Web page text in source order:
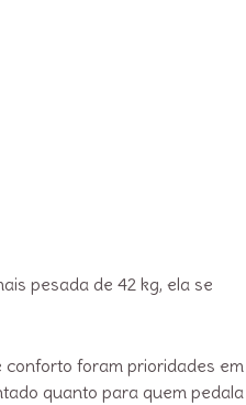
pesada de 42 kg, ela se
conforto foram prioridades em
quanto para quem